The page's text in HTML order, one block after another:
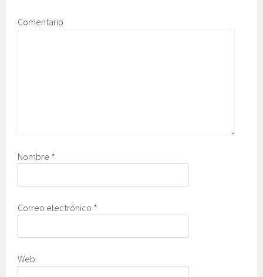
Comentario
Nombre *
Correo electrónico *
Web